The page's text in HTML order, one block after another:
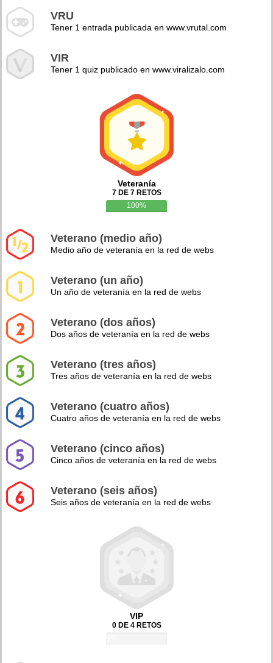
VRU
Tener 1 entrada publicada en www.vrutal.com
VIR
Tener 1 quiz publicado en www.viralizalo.com
Veteranía
7 DE 7 RETOS
100%
Veterano (medio año)
Medio año de veteranía en la red de webs
Veterano (un año)
Un año de veteranía en la red de webs
Veterano (dos años)
Dos años de veteranía en la red de webs
Veterano (tres años)
Tres años de veteranía en la red de webs
Veterano (cuatro años)
Cuatro años de veteranía en la red de webs
Veterano (cinco años)
Cinco años de veteranía en la red de webs
Veterano (seis años)
Seis años de veteranía en la red de webs
VIP
0 DE 4 RETOS